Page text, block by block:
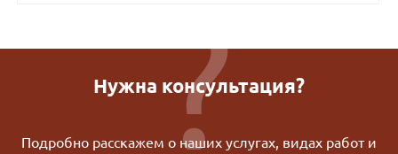
Нужна консультация?
Подробно расскажем о наших услугах, видах работ и